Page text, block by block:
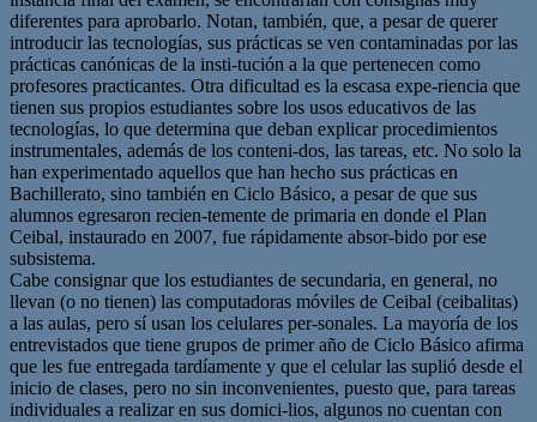
diferentes para aprobarlo. Notan, también, que, a pesar de querer
introducir las tecnologías, sus prácticas se ven contaminadas por las
prácticas canónicas de la insti-tución a la que pertenecen como
profesores practicantes. Otra dificultad es la escasa expe-riencia que
tienen sus propios estudiantes sobre los usos educativos de las
tecnologías, lo que determina que deban explicar procedimientos
instrumentales, además de los conteni-dos, las tareas, etc. No solo la
han experimentado aquellos que han hecho sus prácticas en
Bachillerato, sino también en Ciclo Básico, a pesar de que sus
alumnos egresaron recien-temente de primaria en donde el Plan
Ceibal, instaurado en 2007, fue rápidamente absor-bido por ese
subsistema.
Cabe consignar que los estudiantes de secundaria, en general, no
llevan (o no tienen) las computadoras móviles de Ceibal (ceibalitas)
a las aulas, pero sí usan los celulares per-sonales. La mayoría de los
entrevistados que tiene grupos de primer año de Ciclo Básico afirma
que les fue entregada tardíamente y que el celular las suplió desde el
inicio de clases, pero no sin inconvenientes, puesto que, para tareas
individuales a realizar en sus domici-lios, algunos no cuentan con